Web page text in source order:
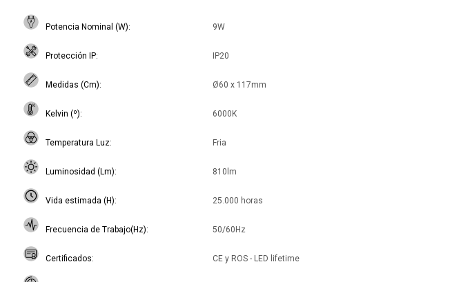
Potencia Nominal (W) 9W
Protección IP IP20
Medidas (Cm) Ø60 x 117mm
Kelvin (º) 6000K
Temperatura Luz Fria
Luminosidad (Lm) 810lm
Vida estimada (H) 25.000 horas
Frecuencia de Trabajo(Hz) 50/60Hz
Certificados CE y ROS - LED lifetime